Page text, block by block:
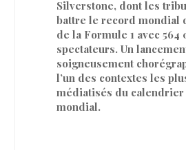
Silverstone, dont les
battre le record mondial
de la Formule 1 avec 564
spectateurs. Un
soigneusement
l’un des contextes les
médiatisés du
mondial.